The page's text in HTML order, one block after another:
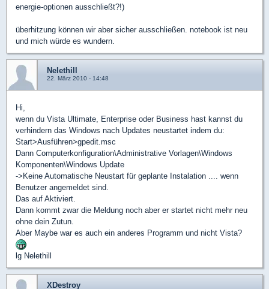
energie-optionen ausschließt?!)
überhitzung können wir aber sicher ausschließen. notebook ist neu
und mich würde es wundern.
Nelethill
22. März 2010 - 14:48
Hi,
wenn du Vista Ultimate, Enterprise oder Business hast kannst du
verhindern das Windows nach Updates neustartet indem du:
Start>Ausführen>gpedit.msc
Dann Computerkonfiguration\Administrative Vorlagen\Windows
Komponenten\Windows Update
->Keine Automatische Neustart für geplante Instalation .... wenn
Benutzer angemeldet sind.
Das auf Aktiviert.
Dann kommt zwar die Meldung noch aber er startet nicht mehr neu
ohne dein Zutun.
Aber Maybe war es auch ein anderes Programm und nicht Vista?
lg Nelethill
XDestroy